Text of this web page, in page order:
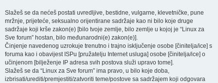
Slažeš se da nećeš postati uvredljive, bestidne, vulgarne, klevetničke, pune
mržnje, prijeteće, seksualno orijentirane sadržaje kao ni bilo koje druge
sadržaje koji krše zakon(e) [bilo tvoje zemlje, bilo zemlje u kojoj je “Linux za
Sve forum” hostan, bilo međunarodni(e) zakon(e)].
Činjenje navedenog uzrokuje trenutno i trajno isključenje osobe [činitelja/ice] s
foruma kao i obavijest ISPu [pružatelju Internet usluga] osobe [činitelja/ice] o
učinjenom [bilježenje IP adresa svih postova služi upravo tome].
Slažeš se da “Linux za Sve forum” ima pravo, u bilo koje doba,
izbrisati/urediti/premjestiti/zatvoriti teme/postove sa sadržajem koji odgovara